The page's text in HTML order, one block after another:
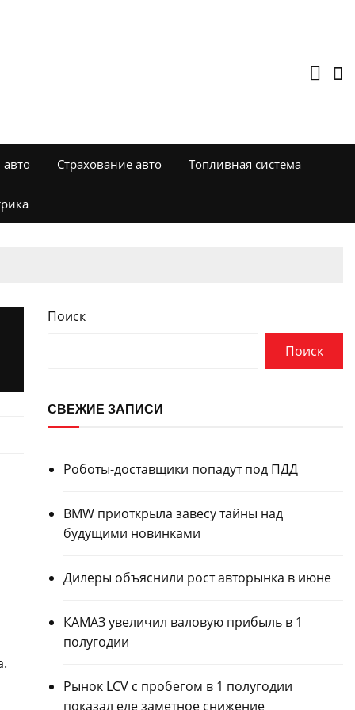
Страхование авто Топливная система
Поиск
Поиск
СВЕЖИЕ ЗАПИСИ
Роботы-доставщики попадут под ПДД
BMW приоткрыла завесу тайны над
будущими новинками
Дилеры объяснили рост авторынка в июне
КАМАЗ увеличил валовую прибыль в 1
полугодии
Рынок LCV с пробегом в 1 полугодии
показал еле заметное снижение